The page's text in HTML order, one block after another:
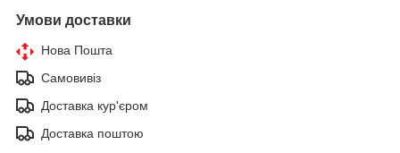
Умови доставки
Нова Пошта
Самовивіз
Доставка кур'єром
Доставка поштою